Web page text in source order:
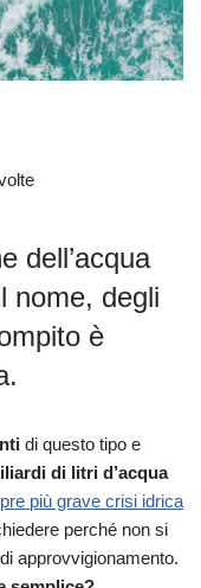
dell’acqua
nome, degli
è
di questo tipo e
di litri d’acqua
più grave crisi idrica
perché non si
approvvigionamento.